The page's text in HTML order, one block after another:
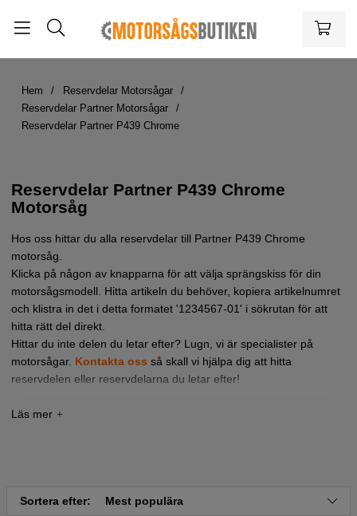
Hem
Reservdelar Motorsågar
Reservdelar Partner Motorsågar
Reservdelar Partner P439 Chrome
Reservdelar Partner P439 Chrome
Motorsåg
Hos oss hittar du alla reservdelar till Partner P439 Chrome
motorsåg.
Klicka på någon av knapparna för att välja sprängskiss för din
motorsågsmodell. Hitta artikeln du behöver, kopiera artikelnumret
och klistra in det i detta formatet '1234567-01' i sökrutan för att
hitta rätt del direkt.
Hittar du inte delen du letar efter? Lugn, vi är specialister på
motorsågar. Kontakta oss så skall vi hjälpa dig att hitta
reservdelen eller reservdelarna du letar efter!
Tryck här för sprängskiss och reservdelslista till
Sortera efter: Mest populära